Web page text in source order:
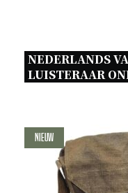
NEDERLANDS
LUISTERAAR
Nieuw